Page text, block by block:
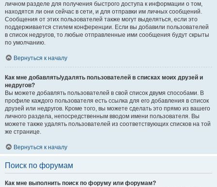
личном разделе для получения быстрого доступа к информации о том,
находятся ли они сейчас в сети, и для отправки им личных сообщений.
Сообщения от этих пользователей также могут выделяться, если это
поддерживается стилем конференции. Если вы добавили пользователей
в список недругов, то любые отправленные ими сообщения будут скрыты
по умолчанию.
Вернуться к началу
Как мне добавлять/удалять пользователей в списках моих друзей и
недругов?
Вы можете добавлять пользователей в свой список двумя способами. В
профиле каждого пользователя есть ссылка для его добавления в список
друзей или недругов. Кроме того, вы можете сделать это прямо из вашего
личного раздела, непосредственным вводом имени пользователя. Вы
можете также удалять пользователей из соответствующих списков на той
же странице.
Вернуться к началу
Поиск по форумам
Как мне выполнить поиск по форуму или форумам?